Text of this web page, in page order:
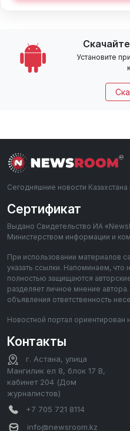
Установите
Сегодняшние новости
Сертификат
Выдано Свидетельство ИА
Министерством информации и
При использовании материалов
указать ссылки. Напоминаем,
полностью защищаются
разделяет личное мнение
объявления ответственность
Новостной портал ориентирован
Контакты
г. Астана, улица
Мангилик ел 8, блок 17 В,
кабинет 204 (Дом
журналистов)
+7 705 721 8114
info@newsroom.kz